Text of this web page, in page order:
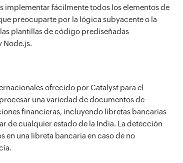
implementar fácilmente todos los elementos de
preocuparte por la lógica subyacente o la
plantillas de código prediseñadas
Node.js.
ofrecido por Catalyst para el
una variedad de documentos de
financieras, incluyendo libretas bancarias
de cualquier estado de la India. La detección
en una libreta bancaria en caso de no